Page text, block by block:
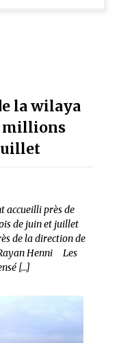
la wilaya
millions
accueilli près de
de juin et juillet
de la direction de
Henni Les
[…]